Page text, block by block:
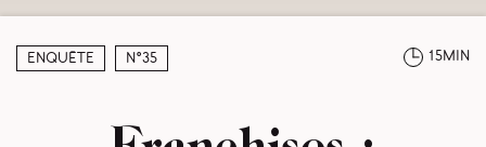
Enquête N°35 15min